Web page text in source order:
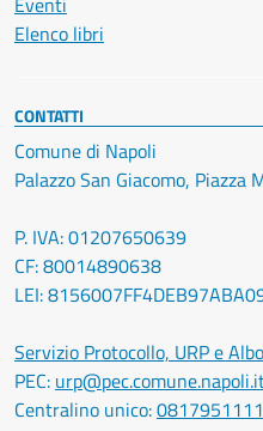
Elenco libri
CONTATTI
Comune di Napoli
Palazzo San Giacomo,
P. IVA: 01207650639
CF: 80014890638
LEI:
Servizio Protocollo, URP e
PEC:
Centralino unico:0817951111